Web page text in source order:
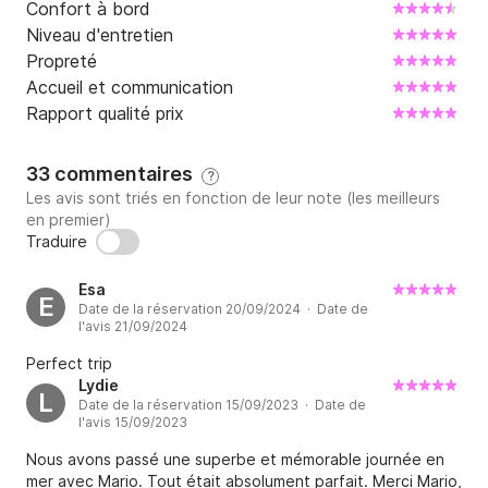
d'informations.
À bientôt!
Confort à bord
Niveau d'entretien
Propreté
Accueil et communication
Rapport qualité prix
33 commentaires ?
Les avis sont triés en fonction de leur note (les meilleurs
en premier)
Traduire
E
Esa
Date de la réservation 20/09/2024 · Date de
l'avis 21/09/2024
Perfect trip
L
Lydie
Date de la réservation 15/09/2023 · Date de
l'avis 15/09/2023
Nous avons passé une superbe et mémorable journée en
mer avec Mario. Tout était absolument parfait. Merci Mario,